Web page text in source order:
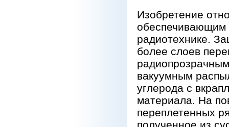
Изобретение
обеспечивающим
радиотехнике.
более слоев
вакуумным
углерода с
материала. На
переплетенных